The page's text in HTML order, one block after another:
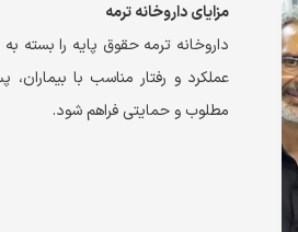
مزایای داروخانه ترمه
داروخانه ترمه حقوق پایه را بسته
مطلوب و حمایتی فراهم شود.